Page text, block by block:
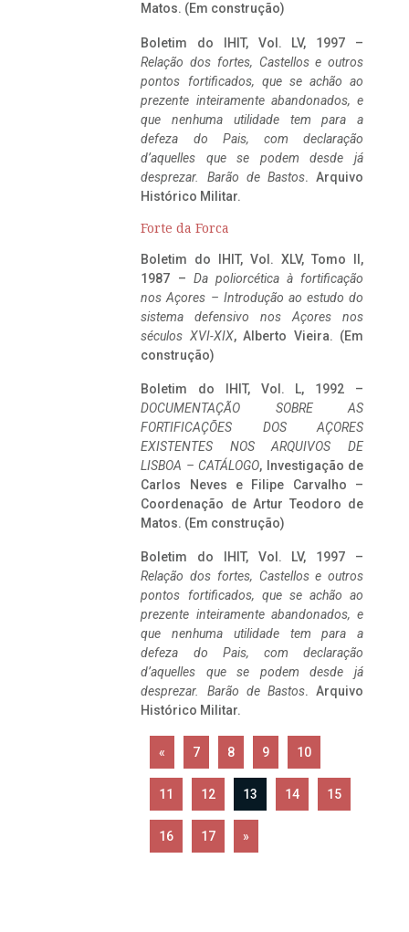
Matos. (Em construção)
Boletim do IHIT, Vol. LV, 1997 –
Relação dos fortes, Castellos e outros
pontos fortificados, que se achão ao
prezente inteiramente abandonados, e
que nenhuma utilidade tem para a
defeza do Pais, com declaração
d’aquelles que se podem desde já
desprezar. Barão de Bastos. Arquivo
Histórico Militar.
Forte da Forca
Boletim do IHIT, Vol. XLV, Tomo II,
1987 – Da poliorcética à fortificação
nos Açores – Introdução ao estudo do
sistema defensivo nos Açores nos
séculos XVI-XIX, Alberto Vieira. (Em
construção)
Boletim do IHIT, Vol. L, 1992 –
DOCUMENTAÇÃO SOBRE AS
FORTIFICAÇÕES DOS AÇORES
EXISTENTES NOS ARQUIVOS DE
LISBOA – CATÁLOGO, Investigação de
Carlos Neves e Filipe Carvalho –
Coordenação de Artur Teodoro de
Matos. (Em construção)
Boletim do IHIT, Vol. LV, 1997 –
Relação dos fortes, Castellos e outros
pontos fortificados, que se achão ao
prezente inteiramente abandonados, e
que nenhuma utilidade tem para a
defeza do Pais, com declaração
d’aquelles que se podem desde já
desprezar. Barão de Bastos. Arquivo
Histórico Militar.
« 7 8 9 10
11 12 13 14 15
16 17 »